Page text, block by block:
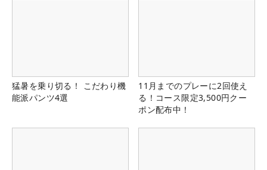
猛暑を乗り切る！ こだわり機
能派パンツ4選
11月までのプレーに2回使え
る！コース限定3,500円クー
ポン配布中！